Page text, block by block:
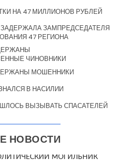
НА 47 МИЛЛИОНОВ РУБЛЕЙ
ЗАМПРЕДСЕДАТЕЛЯ
47 РЕГИОНА
ЧИНОВНИКИ
МОШЕННИКИ
В НАСИЛИИ
ВЫЗЫВАТЬ СПАСАТЕЛЕЙ
НОВОСТИ
МОГИЛЬНИК